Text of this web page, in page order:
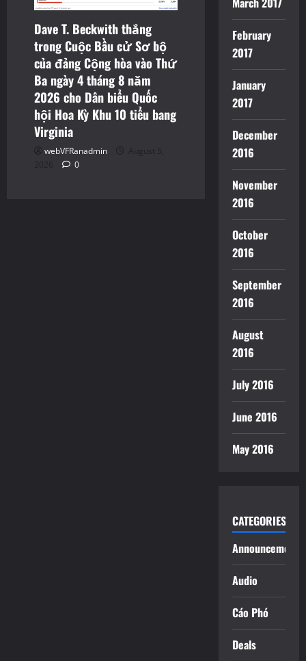
Dave T. Beckwith thắng
trong Cuộc Bầu cử Sơ bộ
của đảng Cộng hòa vào Thứ
Ba ngày 4 tháng 8 năm
2026 cho Dân biểu Quốc
hội Hoa Kỳ Khu 10 tiểu bang
Virginia
webVFRanadmin
August 5,
2026
0
February
2017
January
2017
December
2016
November
2016
October
2016
September
2016
August
2016
July 2016
June 2016
May 2016
CATEGORIES
Announcements
Audio
Cáo Phó
Deals